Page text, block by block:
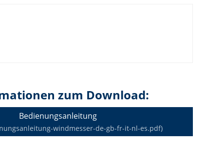
zum Download:
Bedienungsanleitung
windmesser-de-gb-fr-it-nl-es.pdf)